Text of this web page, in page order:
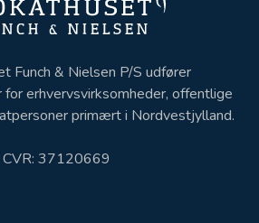
Funch & Nielsen P/S udfører
for erhvervsvirksomheder, offentlige
primært i Nordvestjylland.
CVR: 37120669